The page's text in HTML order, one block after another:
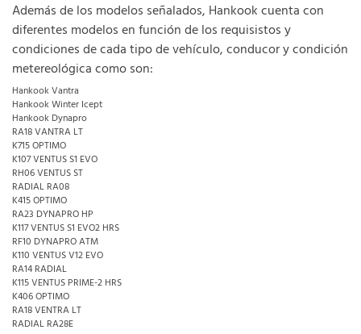
Además de los modelos señalados, Hankook cuenta con
diferentes modelos en función de los requisistos y
condiciones de cada tipo de vehículo, conducor y condición
metereológica como son:
Hankook Vantra
Hankook Winter Icept
Hankook Dynapro
RA18 VANTRA LT
K715 OPTIMO
K107 VENTUS S1 EVO
RH06 VENTUS ST
RADIAL RA08
K415 OPTIMO
RA23 DYNAPRO HP
K117 VENTUS S1 EVO2 HRS
RF10 DYNAPRO ATM
K110 VENTUS V12 EVO
RA14 RADIAL
K115 VENTUS PRIME-2 HRS
K406 OPTIMO
RA18 VENTRA LT
RADIAL RA28E